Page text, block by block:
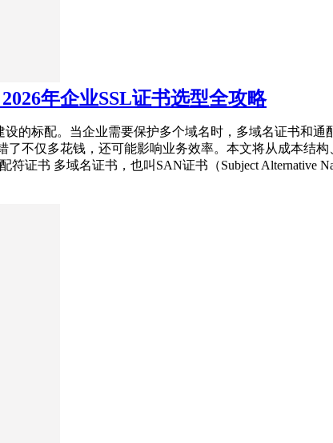
年企业SSL证书选型全攻略
的标配。当企业需要保护多个域名时，多域名证书和
不仅多花钱，还可能影响业务效率。本文将从成本结
证书 多域名证书，也叫SAN证书（Subject Alternative